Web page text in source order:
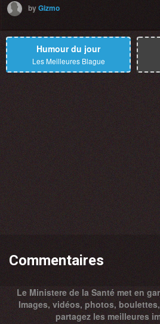
byGizmo
Humour du jour
Les Meilleures Blague
Commentaires
Le Ministere de la Santé met en
Images, vidéos, photos,
partagez les meilleures